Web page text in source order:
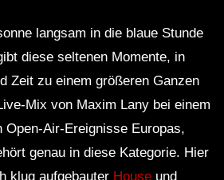
langsam in die blaue Stunde
diese seltenen Momente, in
Zeit zu einem größeren Ganzen
Mix von Maxim Lany bei einem
Open-Air-Ereignisse Europas,
genau in diese Kategorie. Hier
klug aufgebauter House und